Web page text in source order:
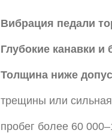
Вибрация педали
Глубокие канавки и
Толщина ниже
трещины или
пробег более 60